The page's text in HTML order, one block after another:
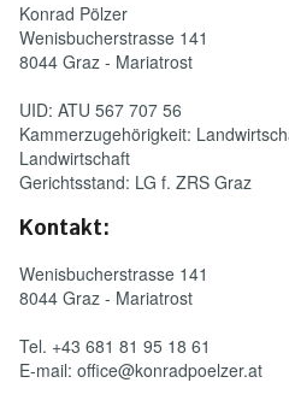
Konrad Pölzer
Wenisbucherstrasse 141
8044 Graz - Mariatrost
UID: ATU 567 707 56
Kammerzugehörigkeit:
Landwirtschaft
Gerichtsstand: LG f. ZRS Graz
Kontakt:
Wenisbucherstrasse 141
8044 Graz - Mariatrost
Tel. +43 681 81 95 18 61
E-mail: office@konradpoelzer.at